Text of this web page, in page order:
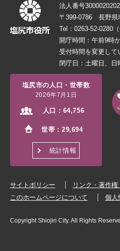
法人番号
〒399-0786 長野県
Tel：0263-52-0280（
開庁時間：午前9時
受付時間を変更して
閉庁日：土曜日、
塩尻市の人口・世帯数
2026年7月1日
人口： 64,756
世帯：29,694
統計情報
サイトポリシー
リンク・著作
このホームページについて
個人
Copyright Shiojiri City. All Rights